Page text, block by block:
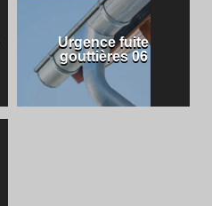
Urgence fuite
gouttières 06